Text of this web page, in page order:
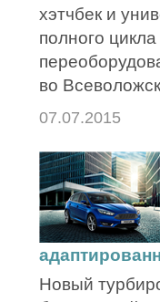
хэтчбек и
полного
во
07.07.2015
Новый